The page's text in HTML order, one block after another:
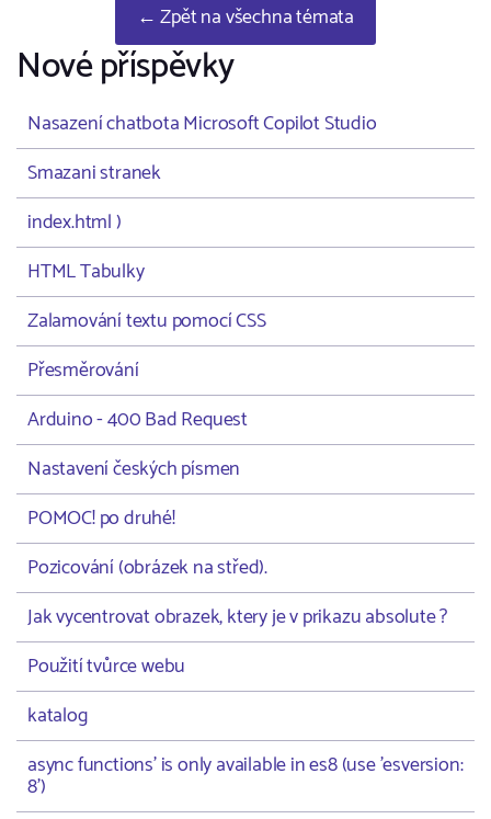
← Zpět na všechna témata
Nové příspěvky
Nasazení chatbota Microsoft Copilot Studio
Smazani stranek
index.html )
HTML Tabulky
Zalamování textu pomocí CSS
Přesměrování
Arduino - 400 Bad Request
Nastavení českých písmen
POMOC! po druhé!
Pozicování (obrázek na střed).
Jak vycentrovat obrazek, ktery je v prikazu absolute ?
Použití tvůrce webu
katalog
async functions' is only available in es8 (use 'esversion:
8')